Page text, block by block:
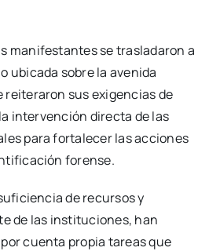
manifestantes se trasladaron a
ubicada sobre la avenida
reiteraron sus exigencias de
intervención directa de las
para fortalecer las acciones
forense.
de recursos y
de las instituciones, han
cuenta propia tareas que